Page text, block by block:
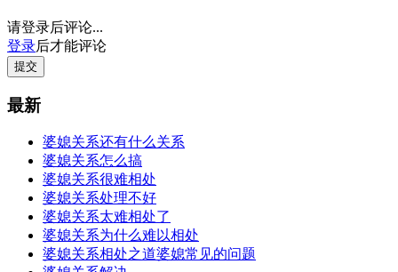
请登录后评论...
登录后才能评论
提交
最新
婆媳关系还有什么关系
婆媳关系怎么搞
婆媳关系很难相处
婆媳关系处理不好
婆媳关系太难相处了
婆媳关系为什么难以相处
婆媳关系相处之道婆媳常见的问题